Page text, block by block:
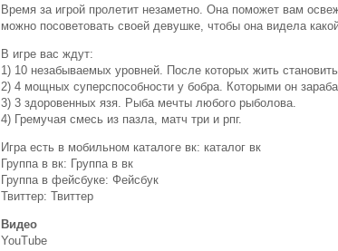
Время за игрой пролетит незаметно. Она поможет вам
можно посоветовать своей девушке, чтобы она видела
В игре вас ждут:
1) 10 незабываемых уровней. После которых жить
2) 4 мощных суперспособности у бобра. Которыми он
3) 3 здоровенных язя. Рыба мечты любого рыболова.
4) Гремучая смесь из пазла, матч три и рпг.
Игра есть в мобильном каталоге вк: каталог вк
Группа в вк: Группа в вк
Группа в фейсбуке: Фейсбук
Твиттер: Твиттер
Видео
YouTube